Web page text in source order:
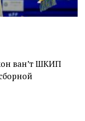
ван’т ШКИП